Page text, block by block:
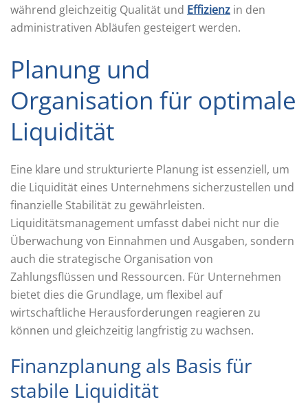
während gleichzeitig Qualität und Effizienz in den
administrativen Abläufen gesteigert werden.
Planung und
Organisation für optimale
Liquidität
Eine klare und strukturierte Planung ist essenziell, um
die Liquidität eines Unternehmens sicherzustellen und
finanzielle Stabilität zu gewährleisten.
Liquiditätsmanagement umfasst dabei nicht nur die
Überwachung von Einnahmen und Ausgaben, sondern
auch die strategische Organisation von
Zahlungsflüssen und Ressourcen. Für Unternehmen
bietet dies die Grundlage, um flexibel auf
wirtschaftliche Herausforderungen reagieren zu
können und gleichzeitig langfristig zu wachsen.
Finanzplanung als Basis für
stabile Liquidität